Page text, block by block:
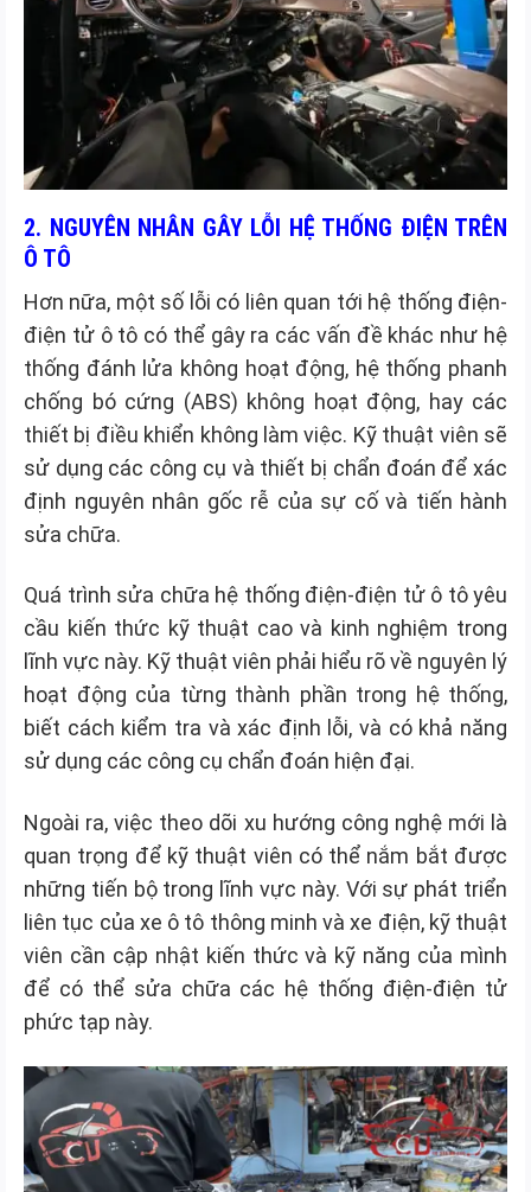
2. NGUYÊN NHÂN GÂY LỖI HỆ THỐNG ĐIỆN TRÊN
Ô TÔ
Hơn nữa, một số lỗi có liên quan tới hệ thống điện-
điện tử ô tô có thể gây ra các vấn đề khác như hệ
thống đánh lửa không hoạt động, hệ thống phanh
chống bó cứng (ABS) không hoạt động, hay các
thiết bị điều khiển không làm việc. Kỹ thuật viên sẽ
sử dụng các công cụ và thiết bị chẩn đoán để xác
định nguyên nhân gốc rễ của sự cố và tiến hành
sửa chữa.
Quá trình sửa chữa hệ thống điện-điện tử ô tô yêu
cầu kiến thức kỹ thuật cao và kinh nghiệm trong
lĩnh vực này. Kỹ thuật viên phải hiểu rõ về nguyên lý
hoạt động của từng thành phần trong hệ thống,
biết cách kiểm tra và xác định lỗi, và có khả năng
sử dụng các công cụ chẩn đoán hiện đại.
Ngoài ra, việc theo dõi xu hướng công nghệ mới là
quan trọng để kỹ thuật viên có thể nắm bắt được
những tiến bộ trong lĩnh vực này. Với sự phát triển
liên tục của xe ô tô thông minh và xe điện, kỹ thuật
viên cần cập nhật kiến thức và kỹ năng của mình
để có thể sửa chữa các hệ thống điện-điện tử
phức tạp này.